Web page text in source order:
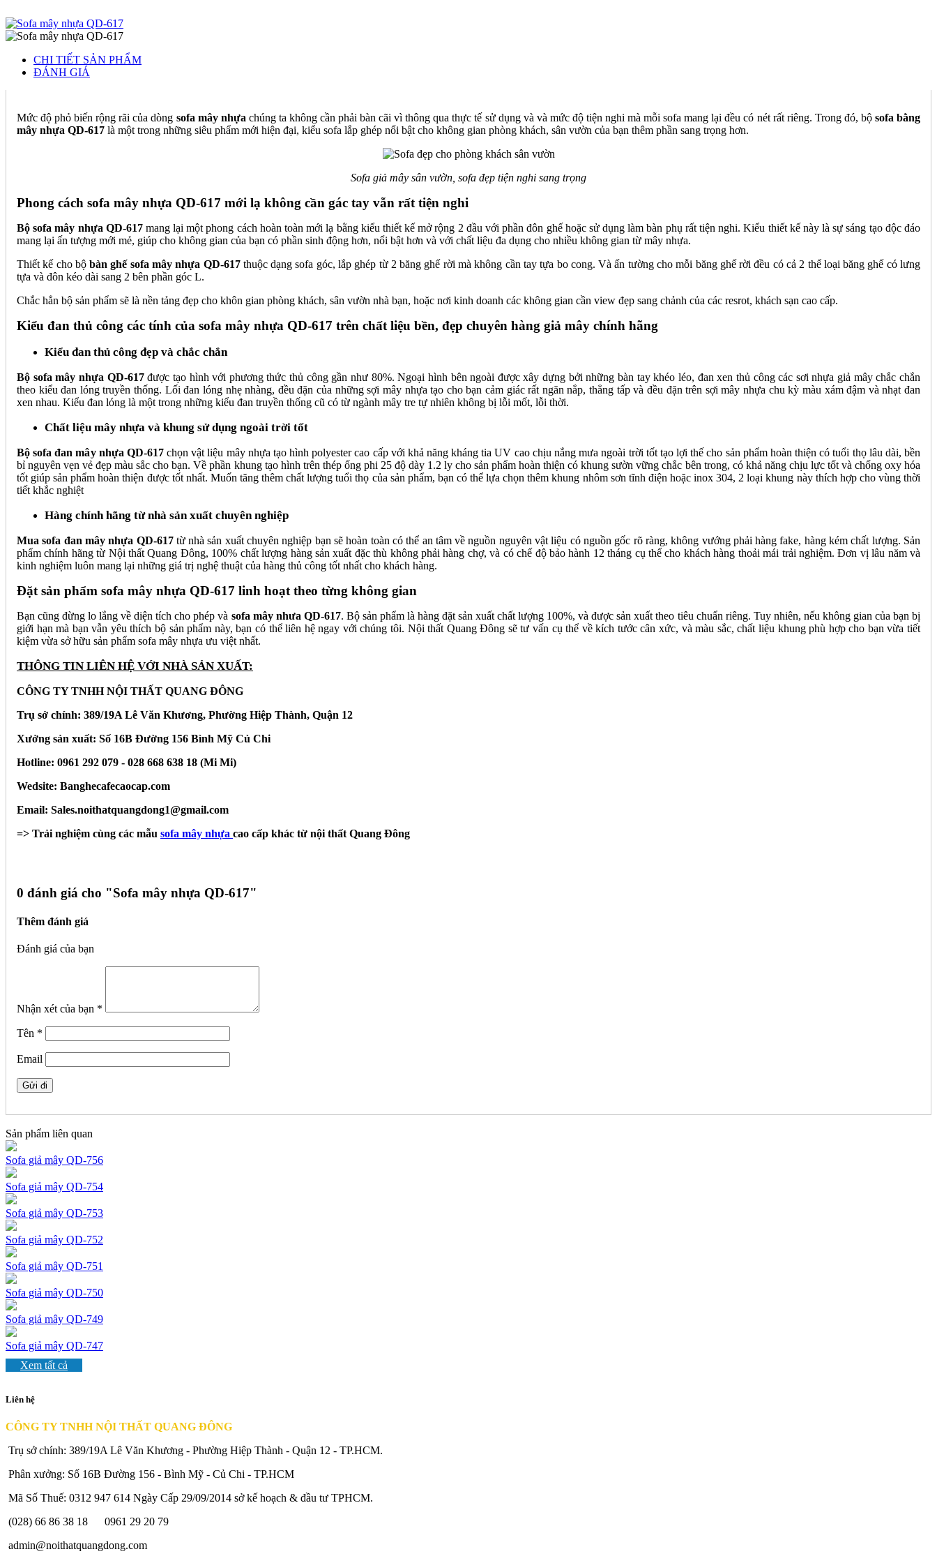
CHI TIẾT SẢN PHẨM
ĐÁNH GIÁ
Mức độ phỏ biến rộng rãi của dòng sofa mây nhựa chúng ta không cần phải bàn cãi vì thông qua thực tế sử dụng và và mức độ tiện nghi mà mỗi sofa mang lại đều có nét rất riêng. Trong đó, bộ sofa bằng
mây nhựa QD-617 là một trong những siêu phẩm mới hiện đại, kiểu sofa lắp ghép nổi bật cho không gian phòng khách, sân vườn của bạn thêm phần sang trọng hơn.
Sofa giả mây sân vườn, sofa đẹp tiện nghi sang trọng
Phong cách sofa mây nhựa QD-617 mới lạ không cần gác tay vẫn rất tiện nghi
Bộ sofa mây nhựa QD-617mang lại một phong cách hoàn toàn mới lạ bằng kiểu thiết kế mở rộng 2 đầu với phần đôn ghế hoặc sử dụng làm bàn phụ rất tiện nghi. Kiểu thiết kế này là sự sáng tạo độc đáo
mang lại ấn tượng mới mẻ, giúp cho không gian của bạn có phần sinh động hơn, nổi bật hơn và với chất liệu đa dụng cho nhiều không gian từ mây nhựa.
Thiết kế cho bộbàn ghế sofa mây nhựa QD-617thuộc dạng sofa góc, lắp ghép từ 2 băng ghế rời mà không cần tay tựa bo cong. Và ấn tường cho mỗi băng ghế rời đều có cả 2 thể loại băng ghế có lưng
tựa và đôn kéo dài sang 2 bên phần góc L.
Chắc hẳn bộ sản phẩm sẽ là nền tảng đẹp cho khôn gian phòng khách, sân vườn nhà bạn, hoặc nơi kinh doanh các không gian cần view đẹp sang chảnh của các resrot, khách sạn cao cấp.
Kiểu đan thủ công các tính của sofa mây nhựa QD-617 trên chất liệu bền, đẹp chuyên hàng giả mây chính hãng
Kiểu đan thủ công đẹp và chắc chắn
Bộ sofa mây nhựa QD-617được tạo hình với phương thức thủ công gần như 80%. Ngoại hình bên ngoài được xây dựng bởi những bàn tay khéo léo, đan xen thủ công các sơi nhựa giả mây chắc chắn
theo kiểu đan lóng truyền thống. Lối đan lóng nhẹ nhàng, đều đặn của những sợi mây nhựa tạo cho bạn cảm giác rất ngăn nắp, thẳng tấp và đều đặn trên sợi mây nhựa chu kỳ màu xám đậm và nhạt đan
xen nhau. Kiểu đan lóng là một trong những kiểu đan truyền thống cũ có từ ngành mây tre tự nhiên không bị lỗi mốt, lỗi thời.
Chất liệu mây nhựa và khung sử dụng ngoài trời tốt
Bộ sofa đan mây nhựa QD-617 chọn vật liệu mây nhựa tạo hình polyester cao cấp với khả năng kháng tia UV cao chịu nắng mưa ngoài trời tốt tạo lợi thế cho sản phẩm hoàn thiện có tuổi thọ lâu dài, bền
bỉ nguyên vẹn vẻ đẹp màu sắc cho bạn. Về phần khung tạo hình trên thép ống phi 25 độ dày 1.2 ly cho sản phẩm hoàn thiện có khung sườn vững chắc bên trong, có khả năng chịu lực tốt và chống oxy hóa
tốt giúp sản phẩm hoàn thiện được tốt nhất. Muốn tăng thêm chất lượng tuổi thọ của sản phẩm, bạn có thể lựa chọn thêm khung nhôm sơn tĩnh điện hoặc inox 304, 2 loại khung này thích hợp cho vùng thời
tiết khắc nghiệt
Hàng chính hãng từ nhà sản xuất chuyên nghiệp
Mua sofa đan mây nhựa QD-617 từ nhà sản xuất chuyên nghiệp bạn sẽ hoàn toàn có thể an tâm về nguồn nguyên vật liệu có nguồn gốc rõ ràng, không vướng phải hàng fake, hàng kém chất lượng. Sản
phẩm chính hãng từ Nội thất Quang Đông, 100% chất lượng hàng sản xuất đặc thù không phải hàng chợ, và có chế độ bảo hành 12 tháng cụ thể cho khách hàng thoải mái trải nghiệm. Đơn vị lâu năm và
kinh nghiệm luôn mang lại những giá trị nghệ thuật của hàng thủ công tốt nhất cho khách hàng.
Đặt sản phẩm sofa mây nhựa QD-617 linh hoạt theo từng không gian
Bạn cũng đừng lo lắng về diện tích cho phép và sofa mây nhưa QD-617. Bộ sản phẩm là hàng đặt sản xuất chất lượng 100%, và được sản xuất theo tiêu chuẩn riêng. Tuy nhiên, nếu không gian của bạn bị
giới hạn mà bạn vẫn yêu thích bộ sản phẩm này, bạn có thể liên hệ ngay với chúng tôi. Nội thất Quang Đông sẽ tư vấn cụ thể về kích tước cân xức, và màu sắc, chất liệu khung phù hợp cho bạn vừa tiết
kiệm vừa sở hữu sản phẩm sofa mây nhựa ưu việt nhất.
THÔNG TIN LIÊN HỆ VỚI NHÀ SẢN XUẤT:
CÔNG TY TNHH NỘI THẤT QUANG ĐÔNG
Trụ sở chính: 389/19A Lê Văn Khương, Phường Hiệp Thành, Quận 12
Xưởng sản xuất: Số 16B Đường 156 Bình Mỹ Củ Chi
Hotline: 0961 292 079 - 028 668 638 18 (Mi Mi)
Wedsite: Banghecafecaocap.com
Email: Sales.noithatquangdong1@gmail.com
=> Trải nghiệm cùng các mẫu sofa mây nhựa cao cấp khác từ nội thất Quang Đông
0 đánh giá cho "Sofa mây nhựa QD-617"
Thêm đánh giá
Đánh giá của bạn
Nhận xét của bạn *
Tên *
Email
Sản phẩm liên quan
Sofa giả mây QD-756
Sofa giả mây QD-754
Sofa giả mây QD-753
Sofa giả mây QD-752
Sofa giả mây QD-751
Sofa giả mây QD-750
Sofa giả mây QD-749
Sofa giả mây QD-747
Xem tất cả
Liên hệ
CÔNG TY TNHH NỘI THẤT QUANG ĐÔNG
Trụ sở chính: 389/19A Lê Văn Khương - Phường Hiệp Thành - Quận 12 - TP.HCM.
Phân xưởng: Số 16B Đường 156 - Bình Mỹ - Củ Chi - TP.HCM
Mã Số Thuế: 0312 947 614 Ngày Cấp 29/09/2014 sở kế hoạch & đầu tư TPHCM.
(028) 66 86 38 18
0961 29 20 79
admin@noithatquangdong.com